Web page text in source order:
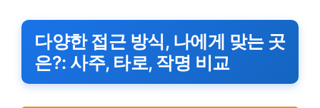
다양한 접근 방식, 나에게 맞는 곳
은?: 사주, 타로, 작명 비교